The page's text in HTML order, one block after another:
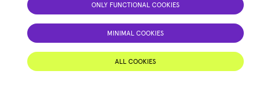
ONLY FUNCTIONAL COOKIES
MINIMAL COOKIES
ALL COOKIES